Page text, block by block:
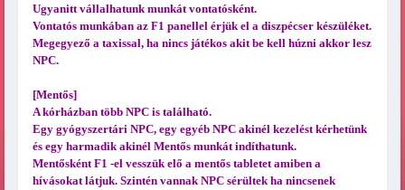
Ugyanitt vállalhatunk munkát vontatósként.
Vontatós munkában az F1 panellel érjük el a diszpécser készüléket.
Megegyező a taxissal, ha nincs játékos akit be kell húzni akkor lesz
NPC.
[Mentős]
A kórházban több NPC is található.
Egy gyógyszertári NPC, egy egyéb NPC akinél kezelést kérhetünk
és egy harmadik akinél Mentős munkát indíthatunk.
Mentősként F1 -el vesszük elő a mentős tabletet amiben a
hívásokat látjuk. Szintén vannak NPC sérültek ha nincsenek